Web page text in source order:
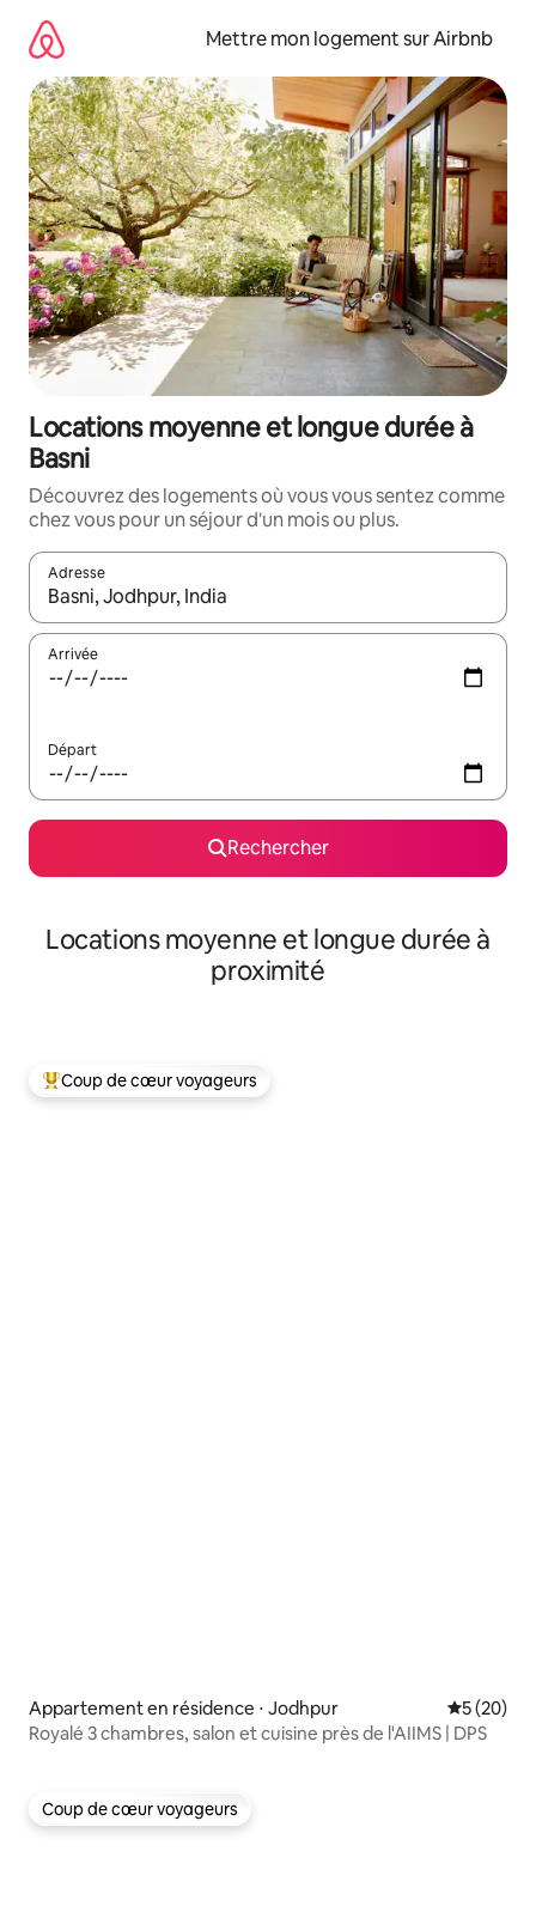
directement
contenu
Mettre mon logement sur Airbnb
Locations moyenne et longue durée à
Basni
Découvrez des logements où vous vous sentez comme
chez vous pour un séjour d'un mois ou plus.
Adresse
Lorsque les résultats s'affichent, utilisez les flèches vers le
Arrivée
Départ
Rechercher
Locations moyenne et longue durée à
proximité
Coups de cœur voyageurs les plus appréciés
Coup de cœur voyageurs
Appartement en résidence ⋅ Jodhpur
5 (20)
Royalé 3 chambres, salon et cuisine près de l'AIIMS | DPS
Coup de cœur voyageurs
Coup de cœur voyageurs